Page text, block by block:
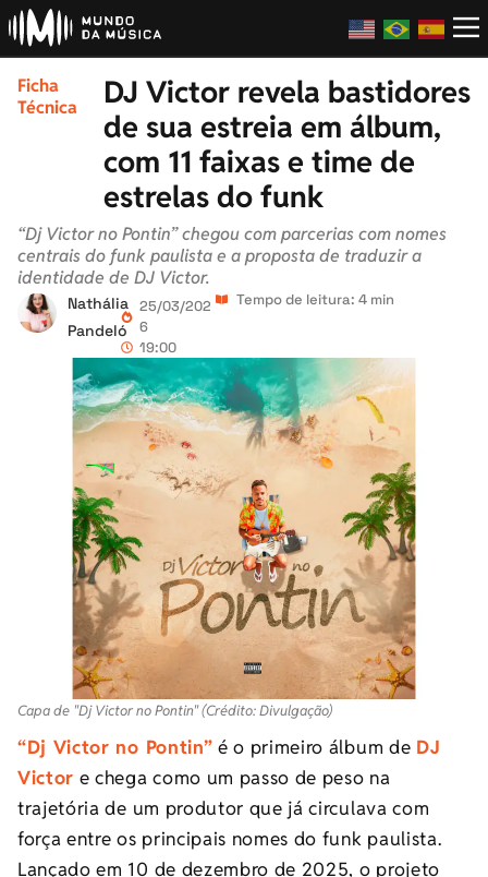
Ficha
Técnica
DJ Victor revela bastidores
de sua estreia em álbum,
com 11 faixas e time de
estrelas do funk
“Dj Victor no Pontin” chegou com parcerias com nomes
centrais do funk paulista e a proposta de traduzir a
identidade de DJ Victor.
Nathália
Pandeló
25/03/202
6
19:00
Tempo de leitura: 4 min
Capa de "Dj Victor no Pontin" (Crédito: Divulgação)
“Dj Victor no Pontin” é o primeiro álbum de DJ
Victor e chega como um passo de peso na
trajetória de um produtor que já circulava com
força entre os principais nomes do funk paulista.
Lançado em 10 de dezembro de 2025, o projeto